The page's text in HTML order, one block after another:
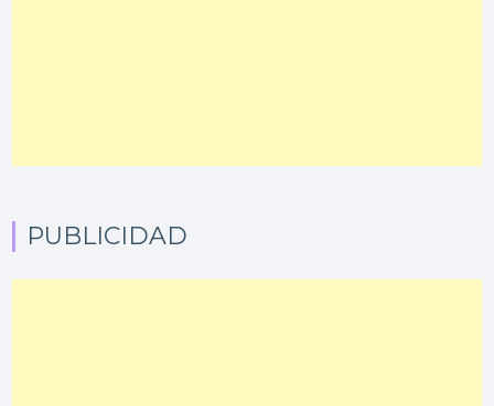
PUBLICIDAD